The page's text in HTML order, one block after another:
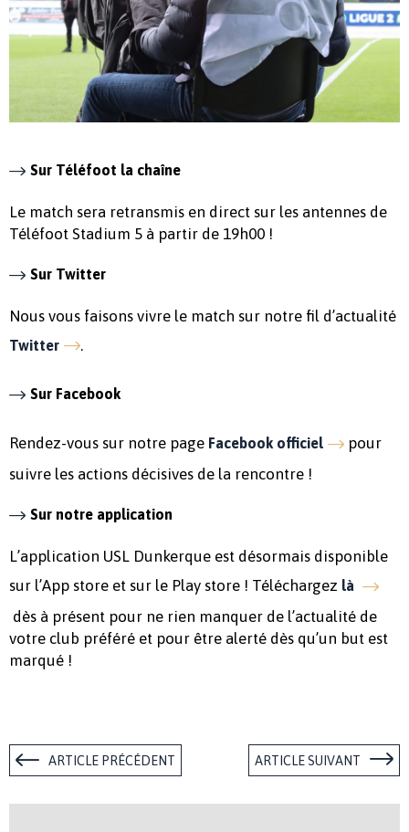
Sur Téléfoot la chaîne
Le match sera retransmis en direct sur les antennes de
Téléfoot Stadium 5 à partir de 19h00 !
Sur Twitter
Nous vous faisons vivre le match sur notre fil d’actualité
Twitter .
Sur Facebook
Rendez-vous sur notre page Facebook officiel
pour
suivre les actions décisives de la rencontre !
Sur notre application
L’application USL Dunkerque est désormais disponible
sur l’App store et sur le Play store ! Téléchargez là
dès à présent pour ne rien manquer de l’actualité de
votre club préféré et pour être alerté dès qu’un but est
marqué !
ARTICLE PRÉCÉDENT ARTICLE SUIVANT